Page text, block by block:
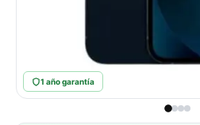
1 año garantía